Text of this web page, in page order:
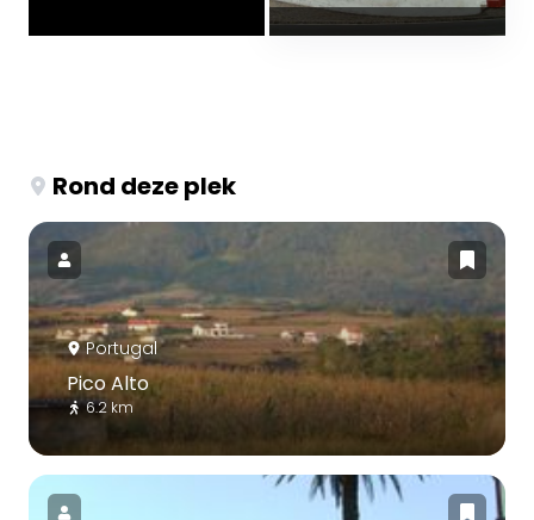
Rond deze plek
Portugal
Pico Alto
6.2 km